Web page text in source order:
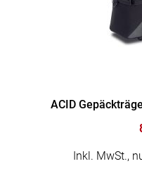
ACID
Inkl. MwSt.,